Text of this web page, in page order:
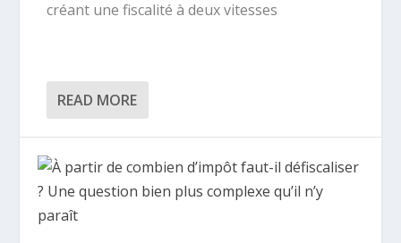
créant une fiscalité à deux vitesses
READ MORE